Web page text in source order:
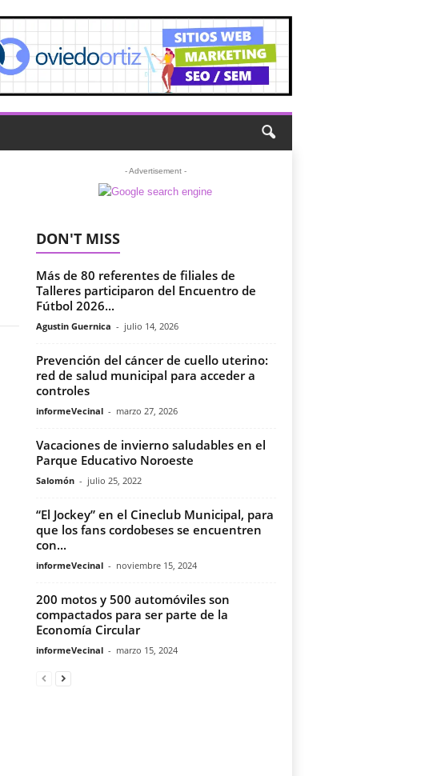
- Advertisement -
DON'T MISS
Más de 80 referentes de filiales de
Talleres participaron del Encuentro de
Fútbol 2026...
Agustin Guernica - julio 14, 2026
Prevención del cáncer de cuello uterino:
red de salud municipal para acceder a
controles
informeVecinal - marzo 27, 2026
Vacaciones de invierno saludables en el
Parque Educativo Noroeste
Salomón - julio 25, 2022
“El Jockey” en el Cineclub Municipal, para
que los fans cordobeses se encuentren
con...
informeVecinal - noviembre 15, 2024
200 motos y 500 automóviles son
compactados para ser parte de la
Economía Circular
informeVecinal - marzo 15, 2024